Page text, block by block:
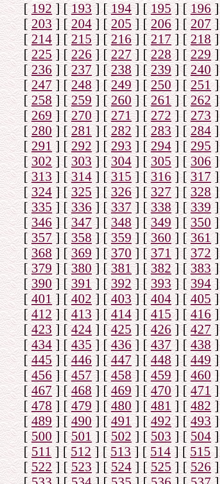
[192] [193] [194] [195] [196]
[203] [204] [205] [206] [207]
[214] [215] [216] [217] [ 218]
[225] [226] [227] [228] [229]
[236] [237] [238] [239] [240]
[247] [248] [249] [250] [251]
[258] [259] [260] [261] [262]
[269] [270] [271] [272] [273]
[280] [281] [282] [283] [284]
[291] [292] [293] [294] [ 295]
[302] [303] [304] [305] [306]
[313] [314] [315] [316] [317]
[324] [325] [326] [327] [328]
[335] [336] [337] [338] [339]
[346] [347] [348] [349] [ 350]
[357] [358] [359] [360] [361]
[368] [369] [370] [371] [372]
[379] [380] [381] [382] [383]
[390] [391] [392] [393] [394]
[401] [402] [403] [404] [405]
[412] [413] [414] [415] [416]
[423] [424] [425] [426] [427]
[434] [435] [436] [437] [438]
[445] [446] [447] [448] [449]
[ 456] [457] [458] [459] [460]
[467] [468] [469] [470] [471]
[478] [479] [480] [481] [482]
[489] [490] [491] [492] [493]
[500] [501] [502] [503] [504]
[511] [512] [513] [514] [515]
[522] [523] [524] [525] [526]